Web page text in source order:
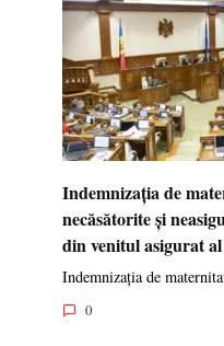
Indemnizația de
necăsătorite și
din venitul asigurat
Indemnizația de
0